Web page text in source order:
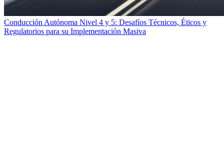
Conducción Autónoma Nivel 4 y 5: Desafíos Técnicos, Éticos y
Regulatorios para su Implementación Masiva